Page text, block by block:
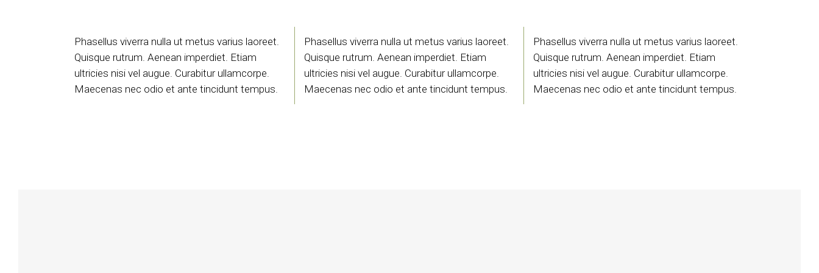
Phasellus viverra nulla ut metus varius laoreet.
Quisque rutrum. Aenean imperdiet. Etiam
ultricies nisi vel augue. Curabitur ullamcorpe.
Maecenas nec odio et ante tincidunt tempus.
Phasellus viverra nulla ut metus varius laoreet.
Quisque rutrum. Aenean imperdiet. Etiam
ultricies nisi vel augue. Curabitur ullamcorpe.
Maecenas nec odio et ante tincidunt tempus.
Phasellus viverra nulla ut metus varius laoreet.
Quisque rutrum. Aenean imperdiet. Etiam
ultricies nisi vel augue. Curabitur ullamcorpe.
Maecenas nec odio et ante tincidunt tempus.